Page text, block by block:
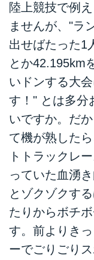
陸上競技で例
ませんが、"ラ
出せばたった1
とか42.195km
いドンする大
す！" とは多分
いですか。だ
て機が熟した
トトラックレ
っていた血湧
とゾクゾクす
たりからボチ
す。前よりき
ーでごりごり